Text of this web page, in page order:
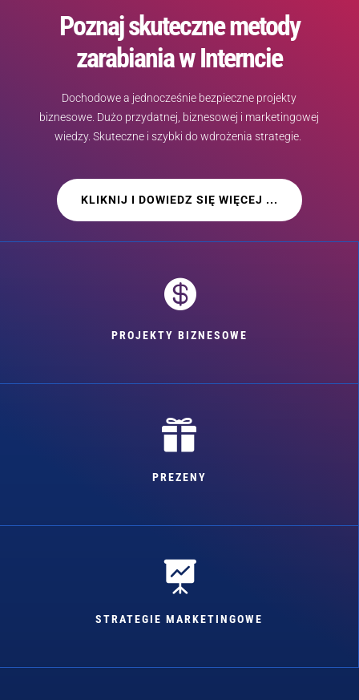
Poznaj skuteczne metody
zarabiania w Interncie
Dochodowe a jednocześnie bezpieczne projekty
biznesowe. Dużo przydatnej, biznesowej i marketingowej
wiedzy. Skuteczne i szybki do wdrożenia strategie.
KLIKNIJ I DOWIEDZ SIĘ WIĘCEJ ...

PROJEKTY BIZNESOWE

PREZENY

STRATEGIE MARKETINGOWE